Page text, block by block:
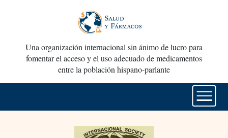
Una organización internacional sin ánimo de lucro para
fomentar el acceso y el uso adecuado de medicamentos
entre la población hispano-parlante